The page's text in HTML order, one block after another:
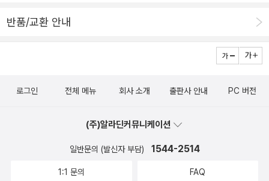
유고’를 갈무리했습니다. 《들꽃내음 따라 걷다가 작은책집을 보았습
평화》, 《곁말》, 《곁책》, 《새로 쓰는 말밑 꾸러미 사전》, 《새로 쓰는
비슷한말 꾸러미 사전》, 《새로 쓰는 겹말 꾸러미 사전》, 《새로 쓰는
우리말 꾸러미 사전》, 《책숲마실》, 《우리말 수수께끼 동시》, 《우리말
살림 짓는 즐거움》, 《숲에서 살려낸 우리말》, 《마을에서 살려낸 우리
화작가 손을 거친 이야기는 부드러우면서 살갑다. 어린이 눈높이로
사진밭에 나오는 참목소리는 매우 낮구나 싶다. 손멋을 부리는 예술
삶을 말하지는 않는다. 오늘 한국에서는 예술사진도 다큐사진도 모두
주물결이 일렁인 뒤에는 또 이 물결대로 외롭게 사진길을 걸을 수밖
에 없었지 싶다. 기계를 쥔 사람 말고 마음을 담는 사람이 그립다. ㅅ
반품/교환 안내
로그인 전체 메뉴 회사 소개 출판사 안내 PC 버전
(주)알라딘커뮤니케이션
일반문의 (발신자 부담) 1544-2514
1:1 문의 FAQ